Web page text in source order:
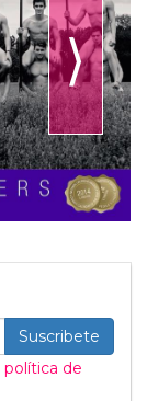
⟩
Suscribete
política de